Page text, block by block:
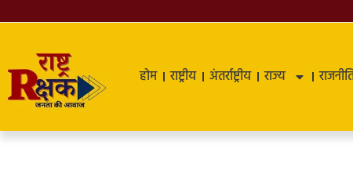
होम राष्ट्रीय अंतर्राष्ट्रीय राज्य